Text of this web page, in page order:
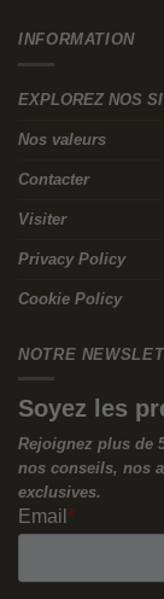
INFORMATION
EXPLOREZ NOS
Nos valeurs
Contacter
Visiter
Privacy Policy
Cookie Policy
NOTRE
Soyez les
Rejoignez plus de
nos conseils, nos
exclusives.